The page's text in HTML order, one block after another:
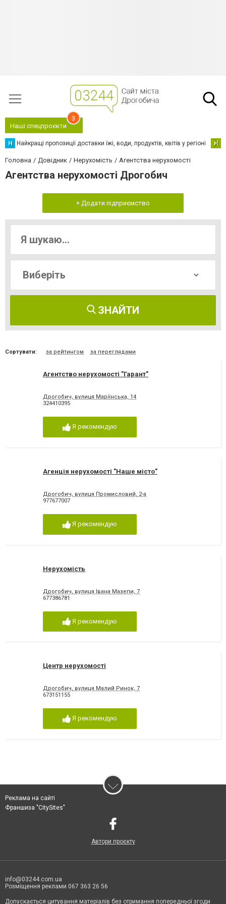
Наші спецпроєкти
3
Н Найкращі пропозиції доставки їжі, води, продуктів, квітів у регіоні Н
Головна Довідник Нерухомість Агентства нерухомості
Агентства нерухомості Дрогобич
+ Додати підприємство
ЗНАЙТИ
Сортувати: за рейтингом за переглядами
Агентство нерухомості "Гарант"
Дрогобич, вулиця Маріїнська, 14
324410395
Я рекомендую
Агенція нерухомості "Наше місто"
Дрогобич, вулиця Промисловий, 2-а
977677007
Я рекомендую
Нерухомість
Дрогобич, вулиця Івана Мазепи, 7
677386781
Я рекомендую
Центр нерухомості
Дрогобич, вулиця Малий Ринок, 7
673151155
Я рекомендую
Реклама на сайті
Франшиза "CitySites"
Автори проєкту
info@03244.com.ua
Розміщення реклами 067 363 26 56
Допускається цитування матеріалів без отримання попередньої згоди